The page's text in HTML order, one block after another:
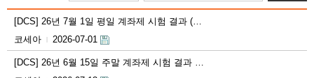
[DCS] 26년 7월 1일 평일 계좌제 시험 결과 (…
코세아
2026-07-01
[DCS] 26년 6월 15일 주말 계좌제 시험 결과 …